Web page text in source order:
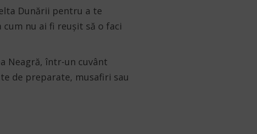
Dunării pentru a te
cum nu ai fi reușit să o faci
Neagră, într-un cuvânt
de preparate, musafiri sau